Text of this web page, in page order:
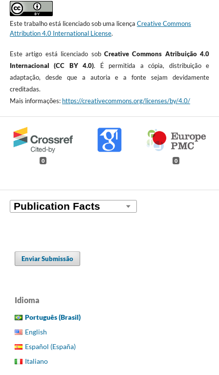
Este trabalho está licenciado sob uma licença Creative Commons
Attribution 4.0 International License.
Este artigo está licenciado sob Creative Commons Atribuição 4.0
Internacional (CC BY 4.0). É permitida a cópia, distribuição e
adaptação, desde que a autoria e a fonte sejam devidamente
creditadas.
Mais informações: https://creativecommons.org/licenses/by/4.0/
0 0
Enviar Submissão
Idioma
Português (Brasil)
English
Español (España)
Italiano